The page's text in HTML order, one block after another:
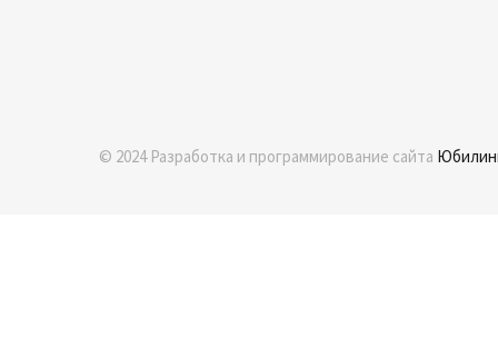
© 2024 Разработка и программирование сайта